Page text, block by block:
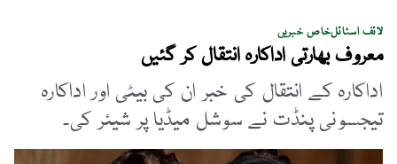
لائف اسٹائلخاص خبریں
معروف بھارتی اداکارہ انتقال کر گئیں
اداکارہ کے انتقال کی خبر ان کی بیٹی اور اداکارہ
تیجسونی پنڈت نے سوشل میڈیا پر شیئر کی۔